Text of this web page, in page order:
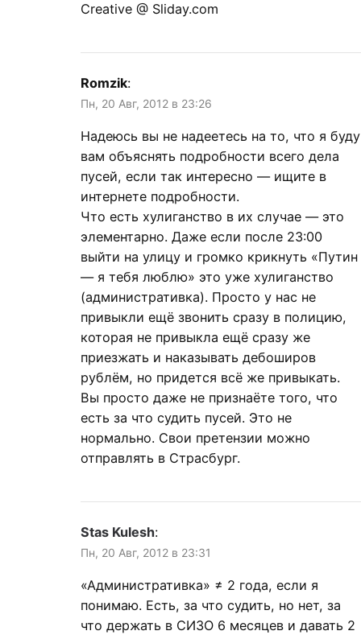
Creative @ Sliday.com
Romzik:
Пн, 20 Авг, 2012 в 23:26
Надеюсь вы не надеетесь на то, что я буду
вам объяснять подробности всего дела
пусей, если так интересно — ищите в
интернете подробности.
Что есть хулиганство в их случае — это
элементарно. Даже если после 23:00
выйти на улицу и громко крикнуть «Путин
— я тебя люблю» это уже хулиганство
(административка). Просто у нас не
привыкли ещё звонить сразу в полицию,
которая не привыкла ещё сразу же
приезжать и наказывать дебоширов
рублём, но придется всё же привыкать.
Вы просто даже не признаёте того, что
есть за что судить пусей. Это не
нормально. Свои претензии можно
отправлять в Страсбург.
Stas Kulesh:
Пн, 20 Авг, 2012 в 23:31
«Административка» ≠ 2 года, если я
понимаю. Есть, за что судить, но нет, за
что держать в СИЗО 6 месяцев и давать 2